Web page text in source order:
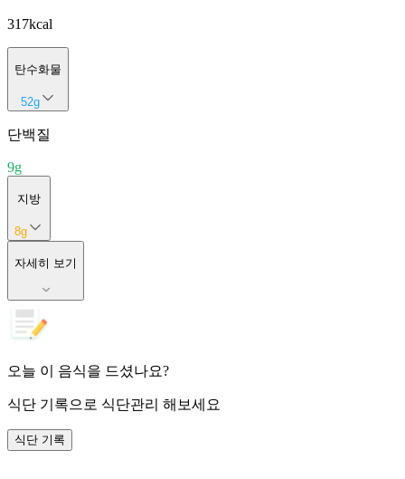
317kcal
탄수화물
52g
단백질
9g
지방
8g
자세히 보기
오늘 이 음식을 드셨나요?
식단 기록으로 식단관리 해보세요
식단 기록